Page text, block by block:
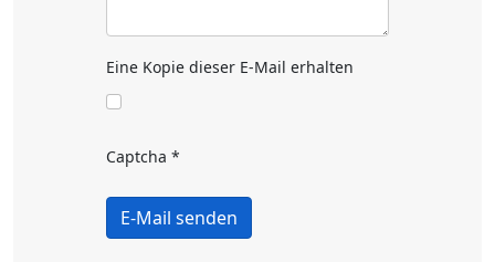
Eine Kopie dieser E-Mail erhalten
Captcha *
E-Mail senden